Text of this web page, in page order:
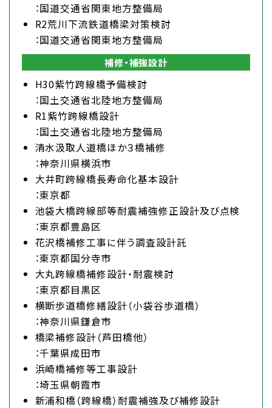
：国道交通省関東地方整備局
R2荒川下流鉄道橋梁対策検討
：国道交通省関東地方整備局
補修・補強設計
H30紫竹跨線橋予備検討
：国土交通省北陸地方整備局
R1紫竹跨線橋設計
：国土交通省北陸地方整備局
清水汲取人道橋ほか３橋補修
：神奈川県横浜市
大井町跨線橋長寿命化基本設計
：東京都
池袋大橋跨線部等耐震補強修正設計及び点検
：東京都豊島区
花沢橋補修工事に伴う調査設計託
：東京都国分寺市
大丸跨線橋補修設計・耐震検討
：東京都目黒区
横断歩道橋修繕設計（小袋谷歩道橋）
：神奈川県鎌倉市
橋梁補修設計（芦田橋他）
：千葉県成田市
浜崎橋補修等工事設計
：埼玉県朝霞市
新浦和橋（跨線橋）耐震補強及び補修設計